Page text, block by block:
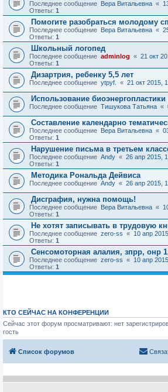
Последнее сообщение Вера Витальевна «
Ответы: 1
Помогите разобраться молодому
Последнее сообщение Вера Витальевна «
Ответы: 1
Школьный логопед
Последнее сообщение adminlog « 21 окт
Ответы: 1
Дизартрия, ребенку 5,5 лет
Последнее сообщение ytpyf. « 21 окт 2015,
Использование
Последнее сообщение Тишукова Татьяна «
Составление календарно
Последнее сообщение Вера Витальевна «
Ответы: 1
Нарушение письма в третьем
Последнее сообщение Andy « 26 апр 2015,
Ответы: 1
Методика Рональда Дейвиса
Последнее сообщение Andy « 26 апр 2015,
Дисграфия, нужна помощь!
Последнее сообщение Вера Витальевна «
Ответы: 1
Не хотят записывать в трудовую
Последнее сообщение zero-ss « 10 апр
Ответы: 1
Сенсомоторная алалия, зпрр, онр
Последнее сообщение zero-ss « 10 апр
Ответы: 1
КТО СЕЙЧАС НА КОНФЕРЕНЦИИ
Сейчас этот форум просматривают: нет
гость
Список форумов